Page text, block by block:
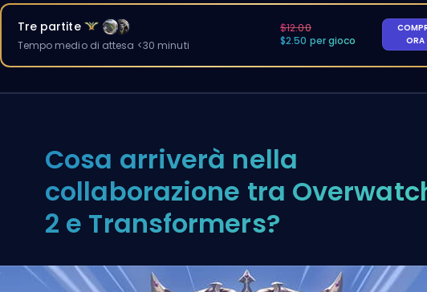
Tre partite
Tempo medio di attesa <30 minuti
$12.00
$2.50 per gioco
ORA
Cosa arriverà nella
collaborazione tra
2 e Transformers?